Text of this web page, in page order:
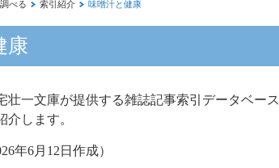
べる 索引紹介 味噌汁と健康
康
壮一文庫が提供する雑誌記事索引データベース
介します。
年6月 12 日作成）